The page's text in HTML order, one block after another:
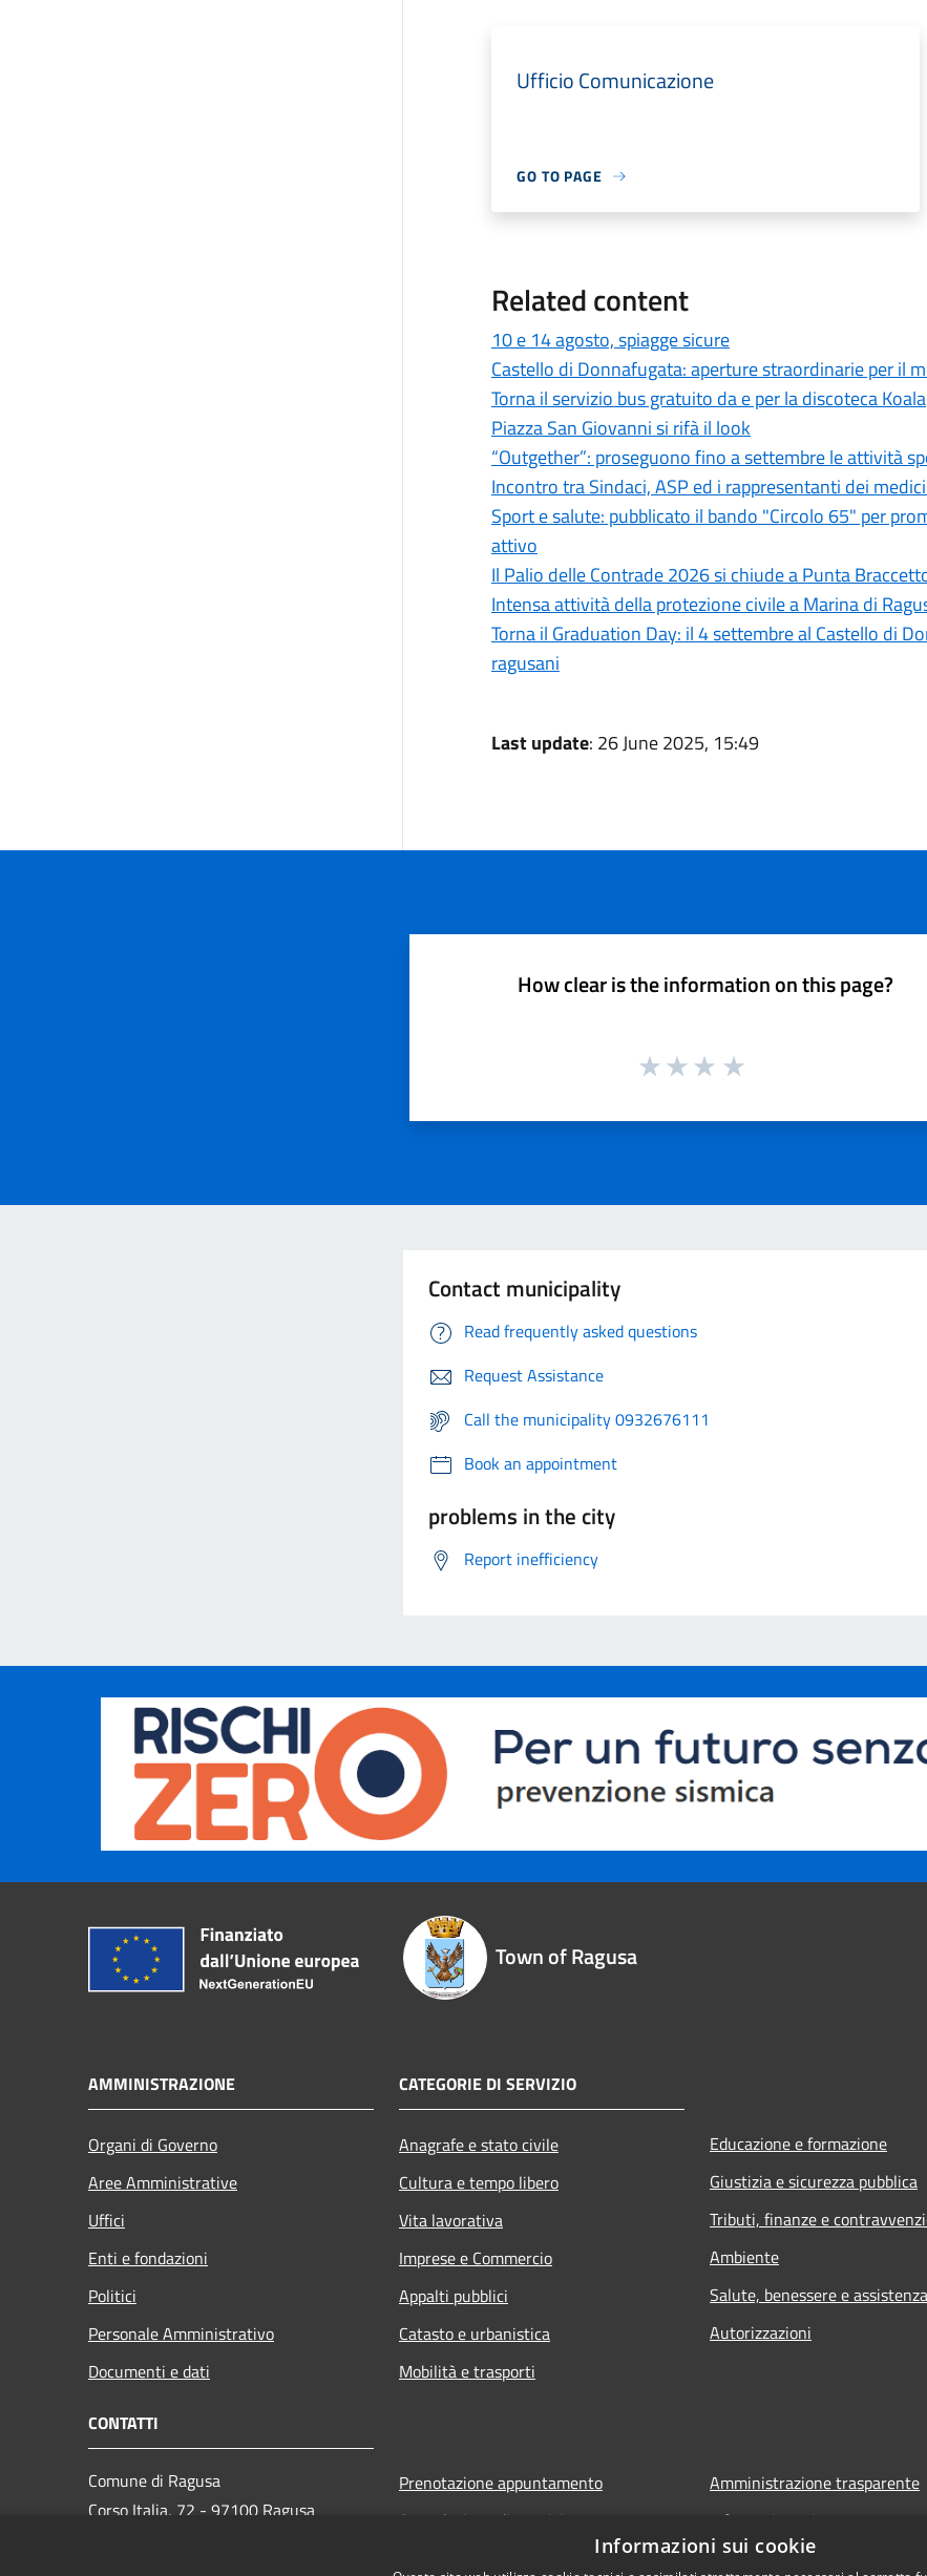
Ufficio Comunicazione
GO TO PAGE
Related content
10 e 14 agosto, spiagge sicure
Castello di Donnafugata: aperture straordinarie per il
Torna il servizio bus gratuito da e per la discoteca Koala
Piazza San Giovanni si rifà il look
“Outgether”: proseguono fino a settembre le attività
Incontro tra Sindaci, ASP ed i rappresentanti dei
Sport e salute: pubblicato il bando "Circolo 65" per
attivo
Il Palio delle Contrade 2026 si chiude a Punta
Intensa attività della protezione civile a Marina di
Torna il Graduation Day: il 4 settembre al Castello di
ragusani
Last update: 26 June 2025, 15:49
How clear is the information on this page?
Contact municipality
Read frequently asked questions
Request Assistance
Call the municipality 0932676111
Book an appointment
problems in the city
Report inefficiency
Town of Ragusa
AMMINISTRAZIONE
Organi di Governo
Aree Amministrative
Uffici
Enti e fondazioni
Politici
Personale Amministrativo
Documenti e dati
CATEGORIE DI SERVIZIO
Anagrafe e stato civile
Cultura e tempo libero
Vita lavorativa
Imprese e Commercio
Appalti pubblici
Catasto e urbanistica
Mobilità e trasporti
Educazione e formazione
Giustizia e sicurezza pubblica
Tributi, finanze e
Ambiente
Salute, benessere e assistenza
Autorizzazioni
CONTATTI
Comune di Ragusa
Corso Italia, 72 - 97100 Ragusa
Prenotazione appuntamento
Segnalazione disservizio
Amministrazione trasparente
Informativa privacy
Note legali
Informazioni sui cookie